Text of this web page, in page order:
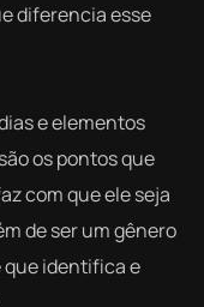
diferencia esse
e elementos
os pontos que
com que ele seja
de ser um gênero
identifica e